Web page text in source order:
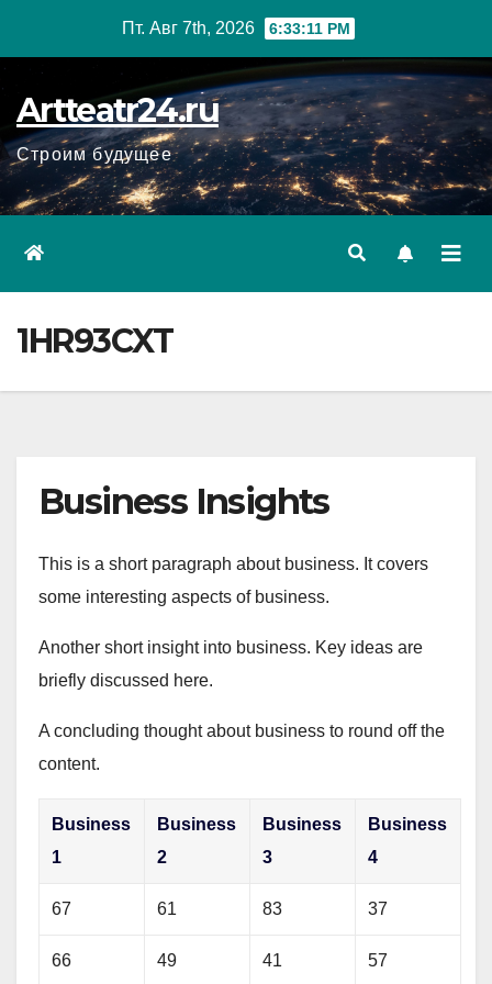
Пт. Авг 7th, 2026 6:33:12 PM
Artteatr24.ru
Строим будущее
1HR93CXT
Business Insights
This is a short paragraph about business. It covers
some interesting aspects of business.
Another short insight into business. Key ideas are
briefly discussed here.
A concluding thought about business to round off the
content.
Business
1
Business
2
Business
3
Business
4
67 61 83 37
66 49 41 57